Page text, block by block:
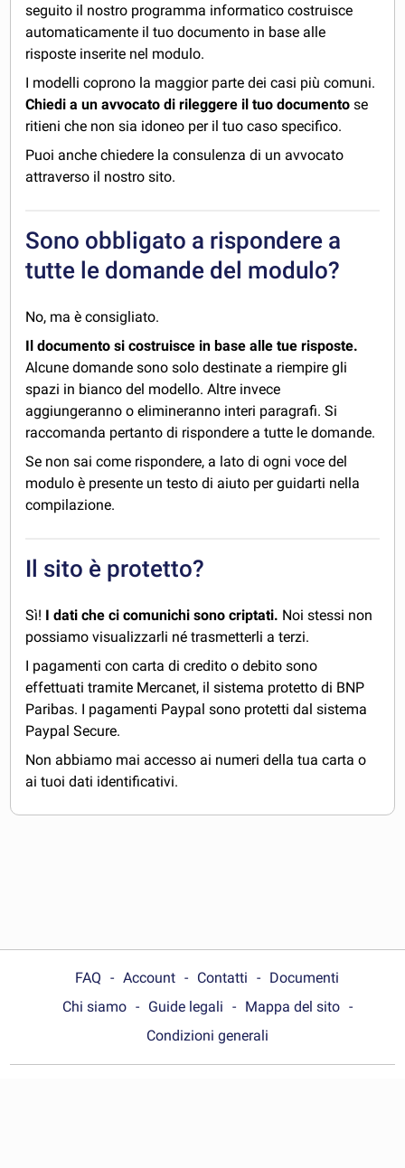
seguito il nostro programma informatico costruisce
automaticamente il tuo documento in base alle
risposte inserite nel modulo.
I modelli coprono la maggior parte dei casi più comuni.
Chiedi a un avvocato di rileggere il tuo documento se
ritieni che non sia idoneo per il tuo caso specifico.
Puoi anche chiedere la consulenza di un avvocato
attraverso il nostro sito.
Sono obbligato a rispondere a
tutte le domande del modulo?
No, ma è consigliato.
Il documento si costruisce in base alle tue risposte.
Alcune domande sono solo destinate a riempire gli
spazi in bianco del modello. Altre invece
aggiungeranno o elimineranno interi paragrafi. Si
raccomanda pertanto di rispondere a tutte le domande.
Se non sai come rispondere, a lato di ogni voce del
modulo è presente un testo di aiuto per guidarti nella
compilazione.
Il sito è protetto?
Sì! I dati che ci comunichi sono criptati. Noi stessi non
possiamo visualizzarli né trasmetterli a terzi.
I pagamenti con carta di credito o debito sono
effettuati tramite Mercanet, il sistema protetto di BNP
Paribas. I pagamenti Paypal sono protetti dal sistema
Paypal Secure.
Non abbiamo mai accesso ai numeri della tua carta o
ai tuoi dati identificativi.
FAQ Account Contatti
Documenti
Chi siamo
Guide legali
Mappa del sito
Condizioni generali